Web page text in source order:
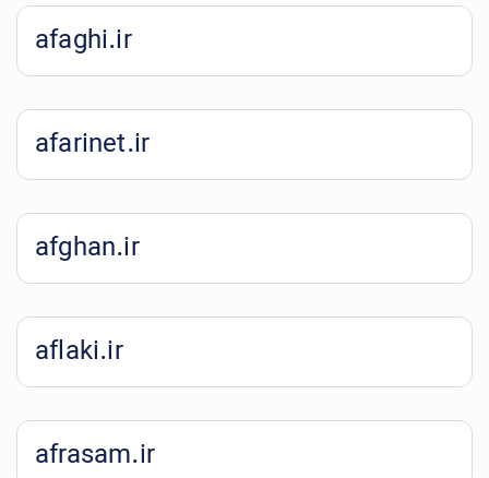
afaghi.ir
afarinet.ir
afghan.ir
aflaki.ir
afrasam.ir